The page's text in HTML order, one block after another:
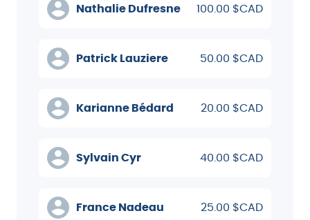
Nathalie Dufresne 100.00 $CAD
Patrick Lauziere 50.00 $CAD
Karianne Bédard 20.00 $CAD
Sylvain Cyr 40.00 $CAD
France Nadeau 25.00 $CAD